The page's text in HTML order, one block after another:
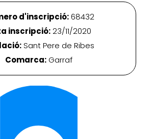
d'inscripció:68432
inscripció:23/11/2020
Sant Pere de Ribes
Comarca: Garraf